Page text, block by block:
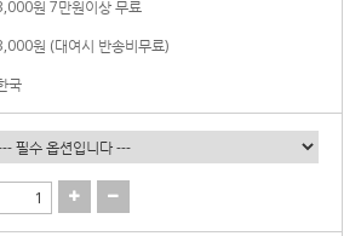
원 7만원이상 무료
원 (대여시 반송비무료)
국